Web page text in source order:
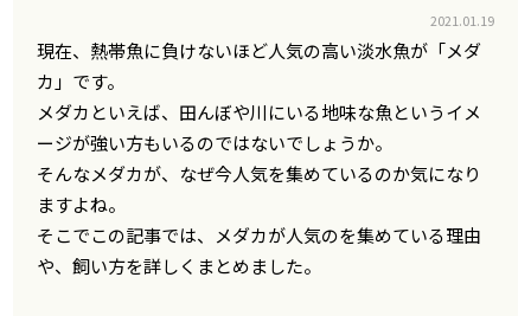
2021.01.19
現在、熱帯魚に負けないほど人気の高い淡水魚が「メダ
カ」です。
メダカといえば、田んぼや川にいる地味な魚というイメ
ージが強い方もいるのではないでしょうか。
そんなメダカが、なぜ今人気を集めているのか気になり
ますよね。
そこでこの記事では、メダカが人気のを集めている理由
や、飼い方を詳しくまとめました。